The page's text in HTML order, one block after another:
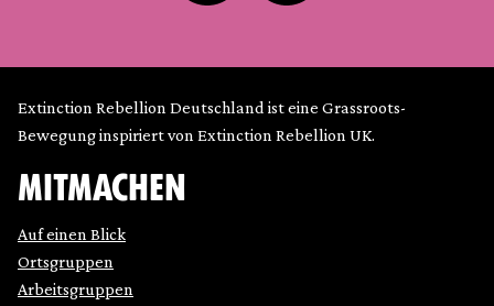
Extinction Rebellion Deutschland ist eine Grassroots-
Bewegung inspiriert von Extinction Rebellion UK.
MITMACHEN
Auf einen Blick
Ortsgruppen
Arbeitsgruppen